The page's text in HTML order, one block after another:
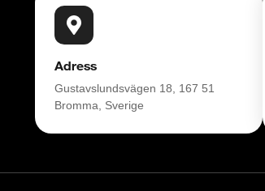
Adress
Gustavslundsvägen 18, 167 51
Bromma, Sverige